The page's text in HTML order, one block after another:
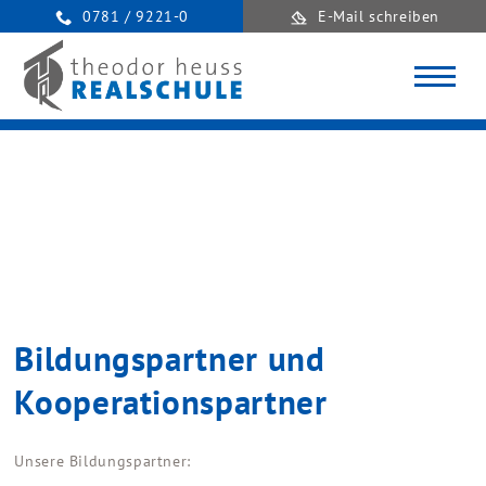
0781 / 9221-0 E-Mail schreiben
Bildungspartner und
Kooperationspartner
Unsere Bildungspartner: